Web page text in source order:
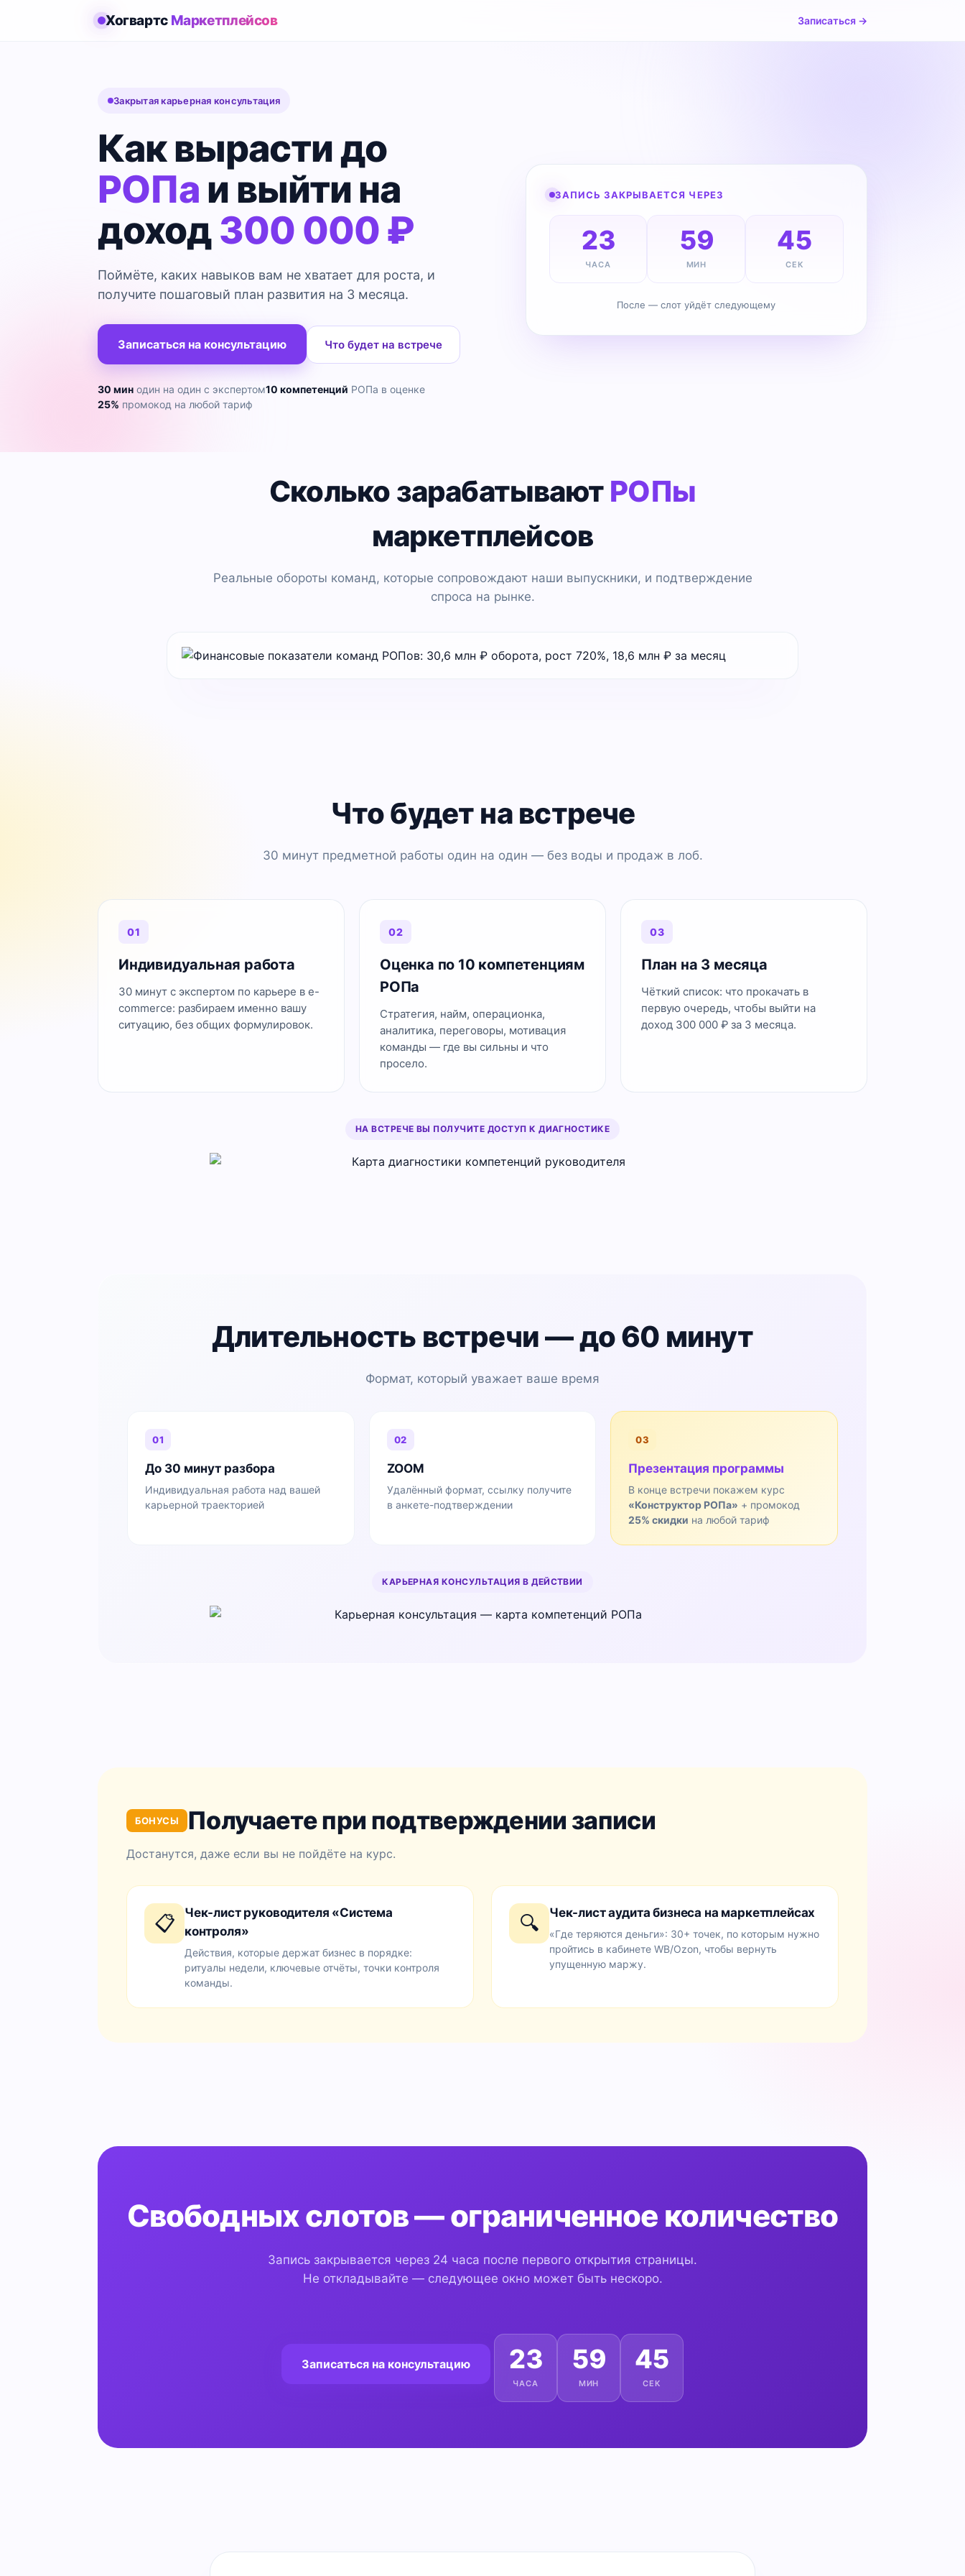
Хогвартс Маркетплейсов Записаться →
Закрытая карьерная консультация
Как вырасти до
РОПа и выйти на
доход300 000 ₽
Поймёте, каких навыков вам не хватает для роста, и
получите пошаговый план развития на 3 месяца.
Записаться на консультацию Что будет на встрече
30 мин один на один с экспертом10 компетенций РОПа в оценке
25% промокод на любой тариф
ЗАПИСЬ ЗАКРЫВАЕТСЯ ЧЕРЕЗ
23
ЧАСА
59
МИН
43
СЕК
После — слот уйдёт следующему
Сколько зарабатывают РОПы
маркетплейсов
Реальные обороты команд, которые сопровождают наши выпускники, и подтверждение
спроса на рынке.
Что будет на встрече
30 минут предметной работы один на один — без воды и продаж в лоб.
01
Индивидуальная работа
30 минут с экспертом по карьере в e-
commerce: разбираем именно вашу
ситуацию, без общих формулировок.
02
Оценка по 10 компетенциям
РОПа
Стратегия, найм, операционка,
аналитика, переговоры, мотивация
команды — где вы сильны и что
просело.
03
План на 3 месяца
Чёткий список: что прокачать в
первую очередь, чтобы выйти на
доход 300 000 ₽ за 3 месяца.
НА ВСТРЕЧЕ ВЫ ПОЛУЧИТЕ ДОСТУП К ДИАГНОСТИКЕ
Длительность встречи — до 60 минут
Формат, который уважает ваше время
01
До 30 минут разбора
Индивидуальная работа над вашей
карьерной траекторией
02
ZOOM
Удалённый формат, ссылку получите
в анкете-подтверждении
03
Презентация программы
В конце встречи покажем курс
«Конструктор РОПа» + промокод
25% скидки на любой тариф
КАРЬЕРНАЯ КОНСУЛЬТАЦИЯ В ДЕЙСТВИИ
БОНУСЫ Получаете при подтверждении записи
Достанутся, даже если вы не пойдёте на курс.
📋
Чек-лист руководителя «Система
контроля»
Действия, которые держат бизнес в порядке:
ритуалы недели, ключевые отчёты, точки контроля
команды.
🔍 Чек-лист аудита бизнеса на маркетплейсах
«Где теряются деньги»: 30+ точек, по которым нужно
пройтись в кабинете WB/Ozon, чтобы вернуть
упущенную маржу.
Свободных слотов — ограниченное количество
Запись закрывается через 24 часа после первого открытия страницы.
Не откладывайте — следующее окно может быть нескоро.
Записаться на консультацию 23
ЧАСА
59
МИН
43
СЕК